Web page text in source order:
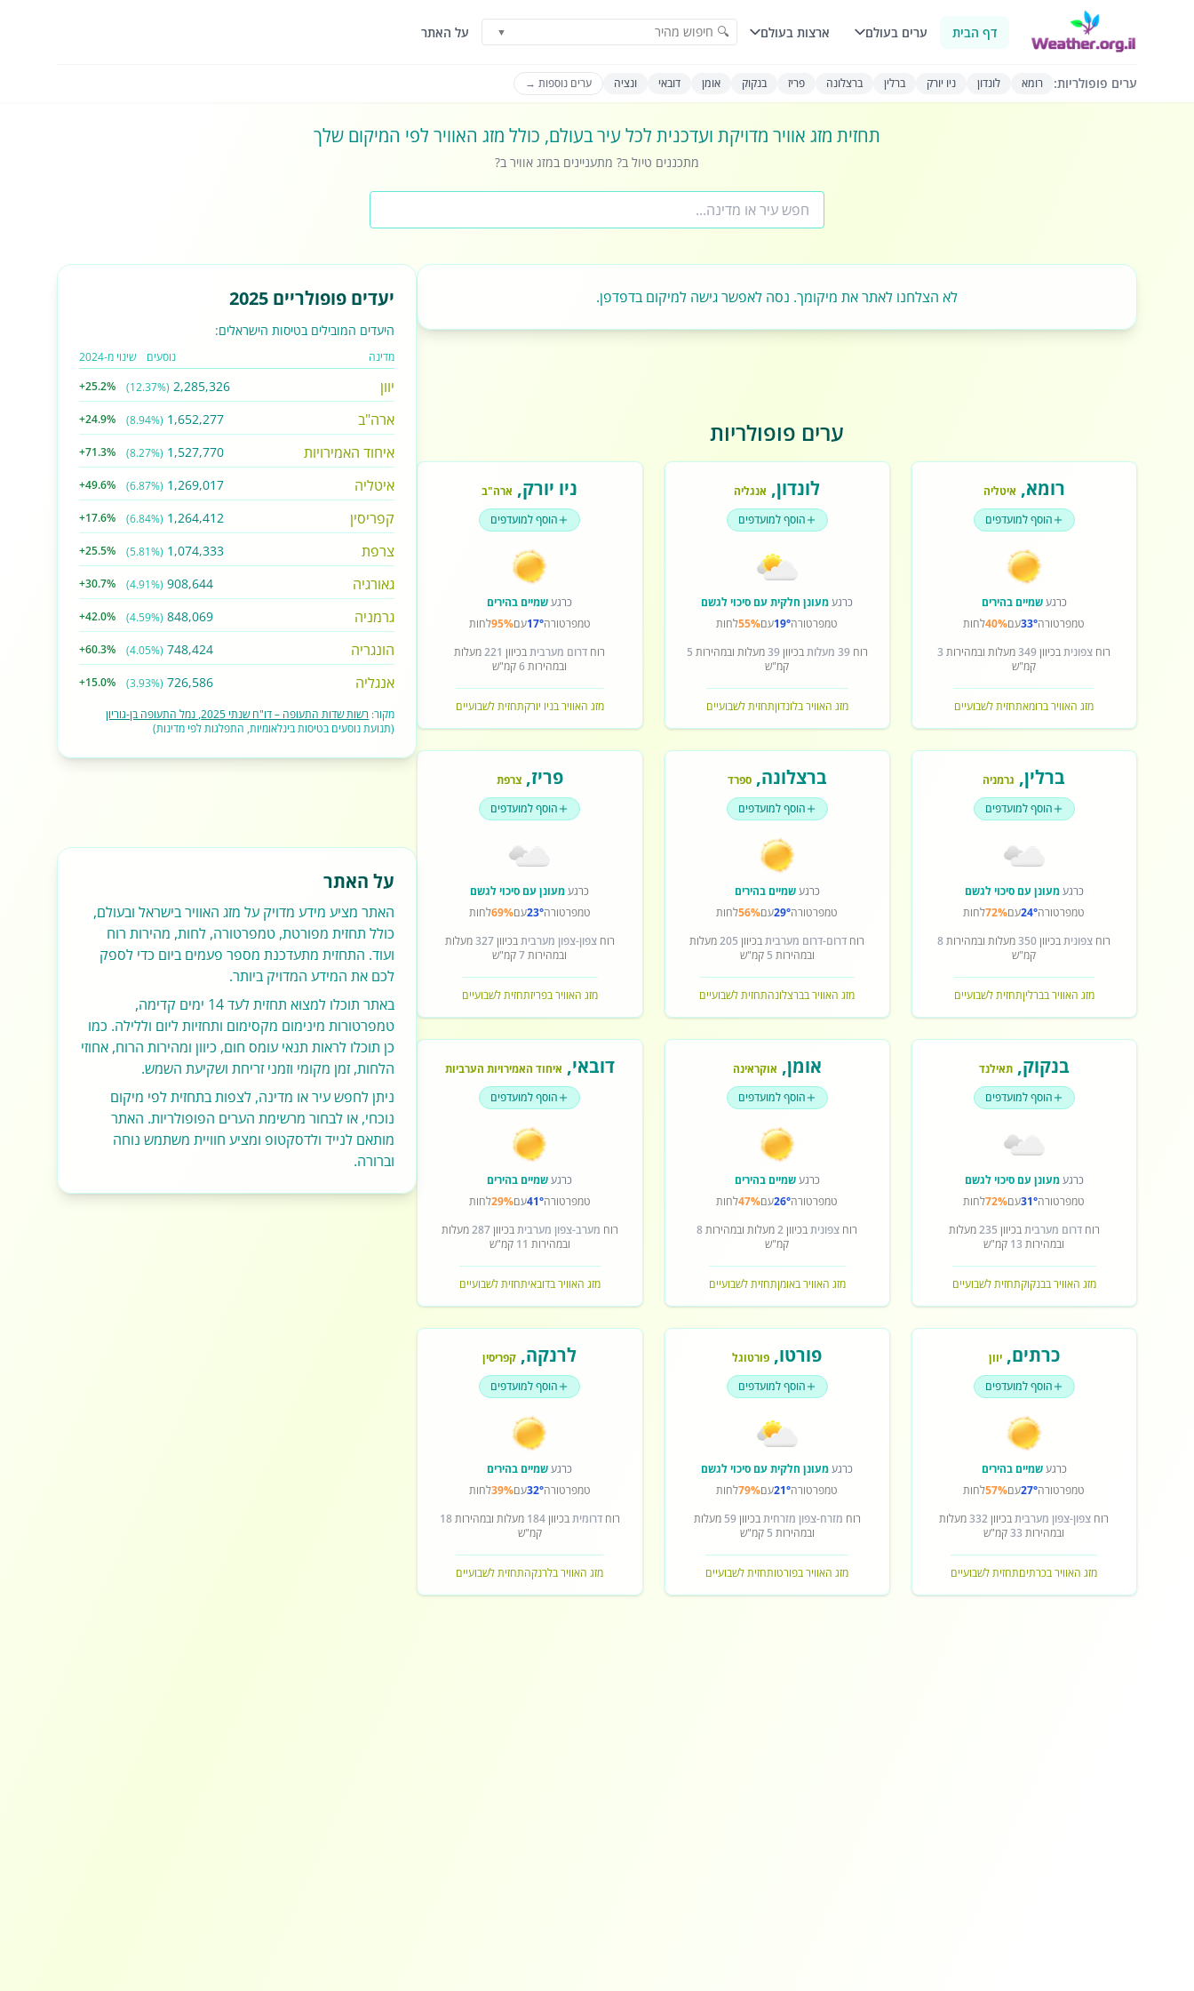
דף הבית ערים בעולם ארצות בעולם 🔍 חיפוש מהיר ▼ על האתר
ערים פופולריות: רומא לונדון ניו יורק ברלין ברצלונה פריז בנקוק אומן דובאי ונציה ערים נוספות →
תחזית מזג אוויר מדויקת ועדכנית לכל עיר בעולם, כולל מזג האוויר לפי המיקום שלך
מתכננים טיול ב? מתעניינים במזג אוויר ב?
לא הצלחנו לאתר את מיקומך. נסה לאפשר גישה למיקום בדפדפן.
ערים פופולריות
רומא, איטליה
הוסף למועדפים
כרגעשמיים בהירים
טמפרטורה33°עם40%לחות
רוח צפוניתבכיוון349מעלות ובמהירות 3
קמ"ש
מזג האוויר ברומאתחזית לשבועיים
לונדון, אנגליה
הוסף למועדפים
כרגעמעונן חלקית עם סיכוי לגשם
טמפרטורה19°עם55%לחות
רוח39 מעלות בכיוון39מעלות ובמהירות 5
קמ"ש
מזג האוויר בלונדוןתחזית לשבועיים
ניו יורק, ארה"ב
הוסף למועדפים
כרגעשמיים בהירים
טמפרטורה17°עם95%לחות
רוח דרום מערביתבכיוון 221מעלות
ובמהירות6קמ"ש
מזג האוויר בניו יורקתחזית לשבועיים
ברלין, גרמניה
הוסף למועדפים
כרגעמעונן עם סיכוי לגשם
טמפרטורה24°עם72%לחות
רוח צפוניתבכיוון350מעלות ובמהירות8
קמ"ש
מזג האוויר בברליןתחזית לשבועיים
ברצלונה,ספרד
הוסף למועדפים
כרגעשמיים בהירים
טמפרטורה29°עם56%לחות
רוח דרום-דרום מערביתבכיוון 205מעלות
ובמהירות 5 קמ"ש
מזג האוויר בברצלונהתחזית לשבועיים
פריז,צרפת
הוסף למועדפים
כרגעמעונן עם סיכוי לגשם
טמפרטורה23°עם69%לחות
רוחצפון-צפון מערביתבכיוון327מעלות
ובמהירות7קמ"ש
מזג האוויר בפריזתחזית לשבועיים
בנקוק,תאילנד
הוסף למועדפים
כרגעמעונן עם סיכוי לגשם
טמפרטורה31°עם72%לחות
רוחדרום מערביתבכיוון 235מעלות
ובמהירות 13 קמ"ש
מזג האוויר בבנקוקתחזית לשבועיים
אומן, אוקראינה
הוסף למועדפים
כרגעשמיים בהירים
טמפרטורה26°עם47%לחות
רוח צפוניתבכיוון2מעלות ובמהירות8
קמ"ש
מזג האוויר באומןתחזית לשבועיים
דובאי, איחוד האמירויות הערביות
הוסף למועדפים
כרגעשמיים בהירים
טמפרטורה41°עם29%לחות
רוח מערב-צפון מערביתבכיוון287מעלות
ובמהירות 11 קמ"ש
מזג האוויר בדובאיתחזית לשבועיים
כרתים,יוון
הוסף למועדפים
כרגעשמיים בהירים
טמפרטורה27°עם57%לחות
רוח צפון-צפון מערביתבכיוון332מעלות
ובמהירות 33קמ"ש
מזג האוויר בכרתיםתחזית לשבועיים
פורטו, פורטוגל
הוסף למועדפים
כרגעמעונן חלקית עם סיכוי לגשם
טמפרטורה21°עם79%לחות
רוח מזרח-צפון מזרחיתבכיוון59 מעלות
ובמהירות 5 קמ"ש
מזג האוויר בפורטותחזית לשבועיים
לרנקה, קפריסין
הוסף למועדפים
כרגעשמיים בהירים
טמפרטורה32°עם39%לחות
רוחדרומיתבכיוון184 מעלות ובמהירות18
קמ"ש
מזג האוויר בלרנקהתחזית לשבועיים
יעדים פופולריים 2025
היעדים המובילים בטיסות הישראלים:
מדינה נוסעים שינוי מ-2024
יוון 2,285,326
(12.37%)
+25.2%
ארה"ב 1,652,277
(8.94%)
+24.9%
איחוד האמירויות 1,527,770
(8.27%)
+71.3%
איטליה 1,269,017
(6.87%)
+49.6%
קפריסין 1,264,412
(6.84%)
+17.6%
צרפת 1,074,333
(5.81%)
+25.5%
גאורגיה 908,644
(4.91%)
+30.7%
גרמניה 848,069
(4.59%)
+42.0%
הונגריה 748,424
(4.05%)
+60.3%
אנגליה 726,586
(3.93%)
+15.0%
מקור: רשות שדות התעופה – דו"ח שנתי 2025, נמל התעופה בן-גוריון
(תנועת נוסעים בטיסות בינלאומיות, התפלגות לפי מדינות)
על האתר
האתר מציע מידע מדויק על מזג האוויר בישראל ובעולם,
כולל תחזית מפורטת, טמפרטורה, לחות, מהירות רוח
ועוד. התחזית מתעדכנת מספר פעמים ביום כדי לספק
לכם את המידע המדויק ביותר.
באתר תוכלו למצוא תחזית לעד 14 ימים קדימה,
טמפרטורות מינימום מקסימום ותחזיות ליום וללילה. כמו
כן תוכלו לראות תנאי עומס חום, כיוון ומהירות הרוח, אחוזי
הלחות, זמן מקומי וזמני זריחת ושקיעת השמש.
ניתן לחפש עיר או מדינה, לצפות בתחזית לפי מיקום
נוכחי, או לבחור מרשימת הערים הפופולריות. האתר
מותאם לנייד ולדסקטופ ומציע חוויית משתמש נוחה
וברורה.